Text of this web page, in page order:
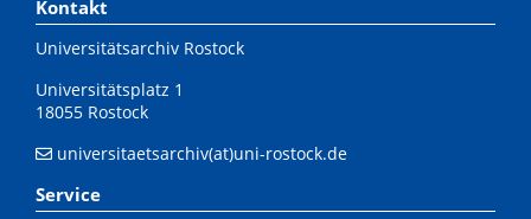
Kontakt
Universitätsarchiv Rostock
Universitätsplatz 1
18055 Rostock
universitaetsarchiv(at)uni-rostock.de
Service